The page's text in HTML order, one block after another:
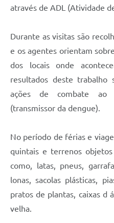
Projetos
Contas Públicas
Serviços Online
Jornal
Agenda
SIC
Notícias
através de ADL (Atividade
Durante as visitas são
e os agentes orientam
dos locais onde
resultados deste trabalho
ações de combate ao
(transmissor da dengue).
No período de férias e
quintais e terrenos
como, latas, pneus,
lonas, sacolas plásticas,
pratos de plantas, caixas d
velha.